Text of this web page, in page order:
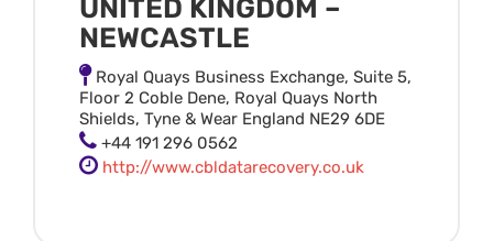
UNITED KINGDOM –
NEWCASTLE
Royal Quays Business Exchange, Suite 5,
Floor 2 Coble Dene, Royal Quays North
Shields, Tyne & Wear England NE29 6DE
+44 191 296 0562
http://www.cbldatarecovery.co.uk